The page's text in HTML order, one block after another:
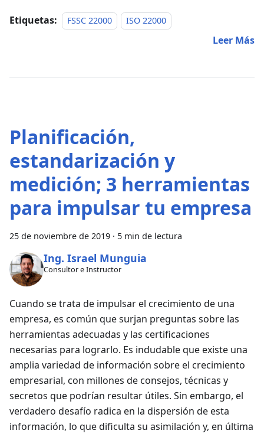
Etiquetas: FSSC 22000 ISO 22000
Leer Más
Planificación,
estandarización y
medición; 3 herramientas
para impulsar tu empresa
25 de noviembre de 2019 · 5 min de lectura
Ing. Israel Munguia
Consultor e Instructor
Cuando se trata de impulsar el crecimiento de una
empresa, es común que surjan preguntas sobre las
herramientas adecuadas y las certificaciones
necesarias para lograrlo. Es indudable que existe una
amplia variedad de información sobre el crecimiento
empresarial, con millones de consejos, técnicas y
secretos que podrían resultar útiles. Sin embargo, el
verdadero desafío radica en la dispersión de esta
información, lo que dificulta su asimilación y, en última